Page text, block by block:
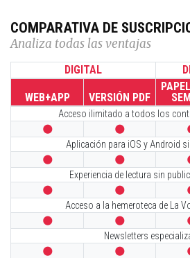
COMPARATIVA DE
Analiza todas las ventajas
DIGITAL
WEB+APP VERSIÓN PDF
Acceso ilimitado a todos los
 
Aplicación para iOS y Android
 
Experiencia de lectura sin
 
Acceso a la hemeroteca de La
 
Newsletters
 